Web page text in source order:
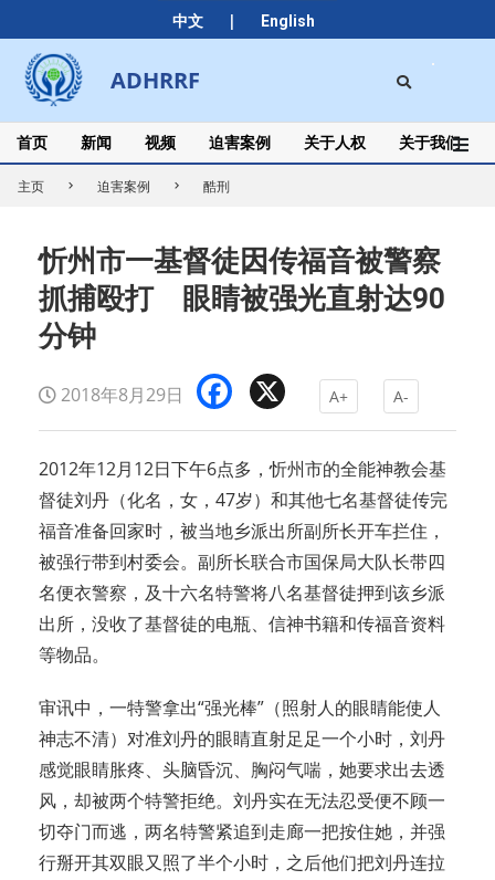
中文 | English
to
content
ADHRRF
Secondary
Navigation
Menu
首页 新闻 视频 迫害案例 关于人权 关于我们
主页 迫害案例 酷刑
忻州市一基督徒因传福音被警察
抓捕殴打 眼睛被强光直射达90
分钟
2018年8月29日 Facebook A+ A-
2012年12月12日下午6点多，忻州市的全能神教会基
督徒刘丹（化名，女，47岁）和其他七名基督徒传完
福音准备回家时，被当地乡派出所副所长开车拦住，
被强行带到村委会。副所长联合市国保局大队长带四
名便衣警察，及十六名特警将八名基督徒押到该乡派
出所，没收了基督徒的电瓶、信神书籍和传福音资料
等物品。
审讯中，一特警拿出“强光棒”（照射人的眼睛能使人
神志不清）对准刘丹的眼睛直射足足一个小时，刘丹
感觉眼睛胀疼、头脑昏沉、胸闷气喘，她要求出去透
风，却被两个特警拒绝。刘丹实在无法忍受便不顾一
切夺门而逃，两名特警紧追到走廊一把按住她，并强
行掰开其双眼又照了半个小时，之后他们把刘丹连拉